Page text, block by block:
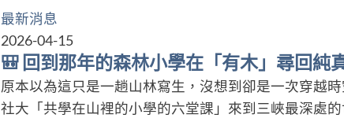
最新消息
2026-04-15
🎒 回到那年的森林小學在「有木」尋回純
原本以為這只是一趟山林寫生，沒想到卻是一次穿越
社大「共學在山裡的小學的六堂課」來到三峽最深處